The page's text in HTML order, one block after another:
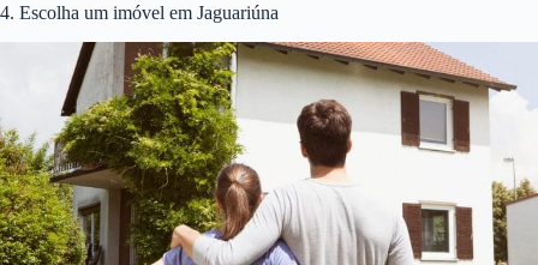
4. Escolha um imóvel em Jaguariúna